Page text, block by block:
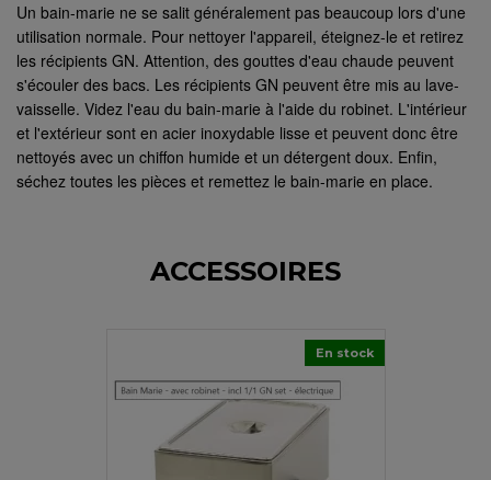
Un bain-marie ne se salit généralement pas beaucoup lors d'une
utilisation normale. Pour nettoyer l'appareil, éteignez-le et retirez
les récipients GN. Attention, des gouttes d'eau chaude peuvent
s'écouler des bacs. Les récipients GN peuvent être mis au lave-
vaisselle. Videz l'eau du bain-marie à l'aide du robinet. L'intérieur
et l'extérieur sont en acier inoxydable lisse et peuvent donc être
nettoyés avec un chiffon humide et un détergent doux. Enfin,
séchez toutes les pièces et remettez le bain-marie en place.
ACCESSOIRES
En stock